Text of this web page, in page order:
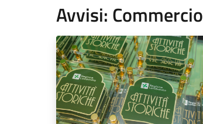
Avvisi: Commercio